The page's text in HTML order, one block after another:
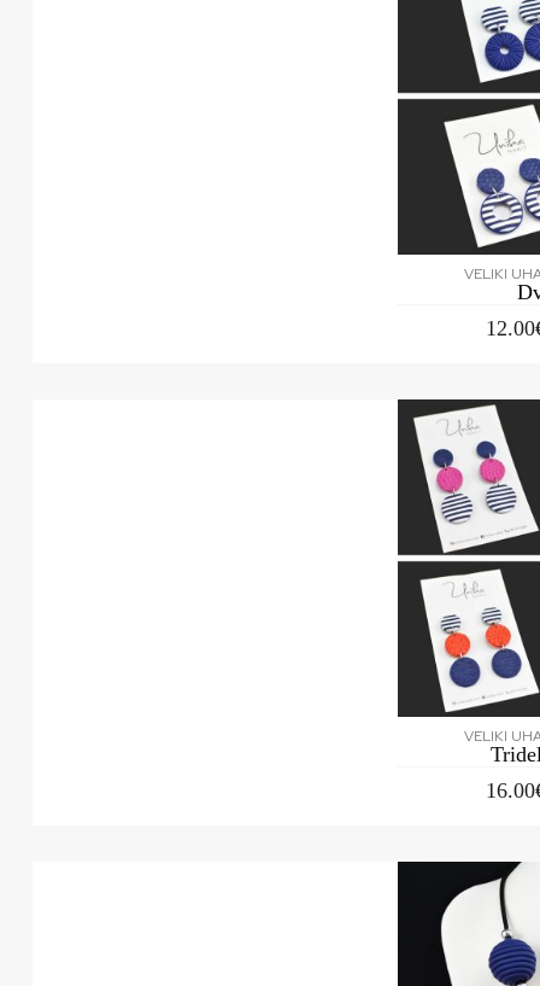
VELIKI
12.00
VELIKI
16.00